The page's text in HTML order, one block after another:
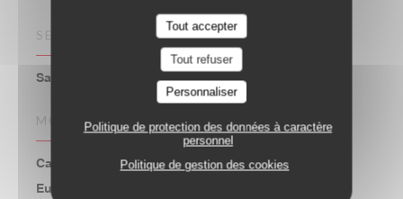
Tout accepter
Tout refuser
Personnaliser
Politique de protection des données à caractère
personnel
Politique de gestion des cookies
SERVICES
Salle climatisée, Accès Wifi, Terrasse
MOYENS DE PAIEMENT
Carte bancaire, Apple Pay, Titres restaurant,
Eurocard/Mastercard, Espèces, Visa, American